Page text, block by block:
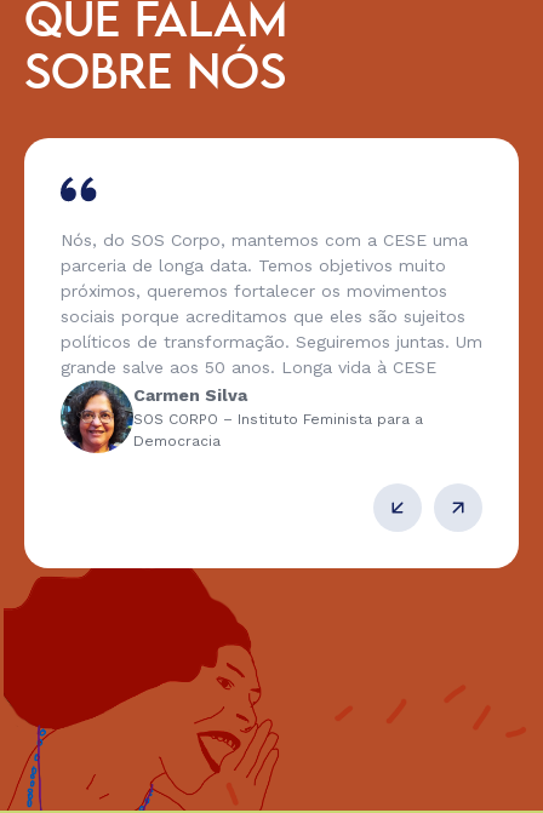
QUE FALAM
SOBRE NÓS
Nós, do SOS Corpo, mantemos com a CESE uma
parceria de longa data. Temos objetivos muito
próximos, queremos fortalecer os movimentos
sociais porque acreditamos que eles são sujeitos
políticos de transformação. Seguiremos juntas. Um
grande salve aos 50 anos. Longa vida à CESE
Carmen Silva
SOS CORPO – Instituto Feminista para a
Democracia